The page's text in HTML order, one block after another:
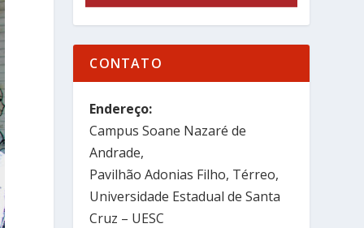
CONTATO
Endereço:
Campus Soane Nazaré de
Andrade,
Pavilhão Adonias Filho, Térreo,
Universidade Estadual de Santa
Cruz – UESC